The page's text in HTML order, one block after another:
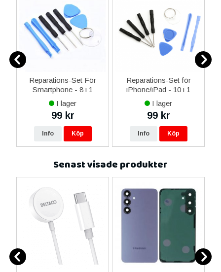
Reparations-Set För
Smartphone - 8 i 1
I lager
99 kr
Info Köp
Reparations-Set för
iPhone/iPad - 10 i 1
I lager
99 kr
Info Köp
Senast visade produkter